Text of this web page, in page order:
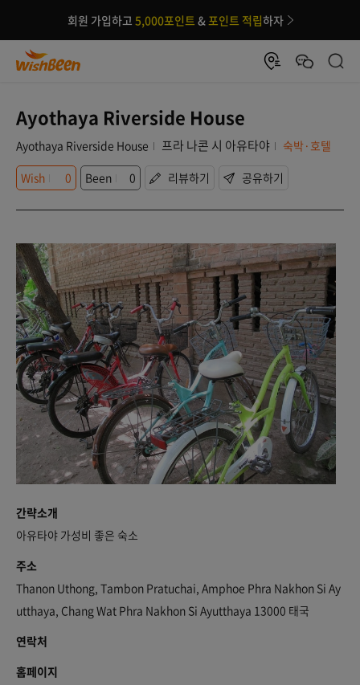
회원 가입하고 5,000포인트 &포인트 적립하자
Ayothaya Riverside House
Ayothaya Riverside House 프라 나콘 시 아유타야
숙박·호텔
Wish
0 Been 0 리뷰하기 공유하기
간략소개
아유타야 가성비 좋은 숙소
주소
Thanon Uthong, Tambon Pratuchai, Amphoe Phra Nakhon Si Ay
utthaya, Chang Wat Phra Nakhon Si Ayutthaya 13000 태국
연락처
홈페이지